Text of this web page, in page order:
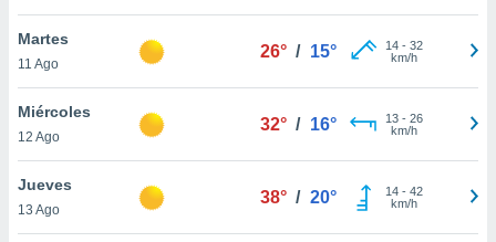
cookies
aceptar
Martes
11 Ago
26° / 15° 14- 32
km/h
Miércoles
12 Ago
32° / 16° 13- 26
km/h
Jueves
13 Ago
38° / 20° 14- 42
km/h